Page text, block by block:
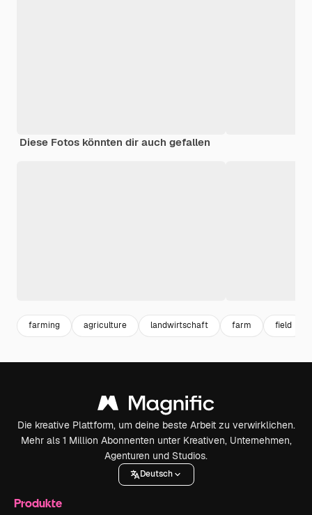
Diese Fotos könnten dir auch gefallen
farming agriculture landwirtschaft farm field
Die kreative Plattform, um deine beste Arbeit zu verwirklichen.
Mehr als 1 Million Abonnenten unter Kreativen, Unternehmen,
Agenturen und Studios.
Deutsch
Produkte